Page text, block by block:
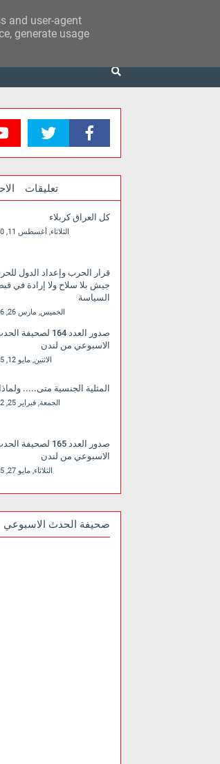
تعليقات
كل العراق كربلاء
الثلاثاء, أغسطس 11, 2020
قرار الحرب وإعداد الدول
جيش بلا سلاح ولا إرادة في
السياسة
الخميس, مارس 26, 2026
صدور العدد 164 لصحيفة
الاسبوعي من لندن
الاثنين, مايو 12, 2025
المثلية الجنسية متى.....
الجمعة, فبراير 25, 2022
صدور العدد 165 لصحيفة
الاسبوعي من لندن
الثلاثاء, مايو 27, 2025
صحيفة الحدث الاسبوعي
and user-agent
generate usage